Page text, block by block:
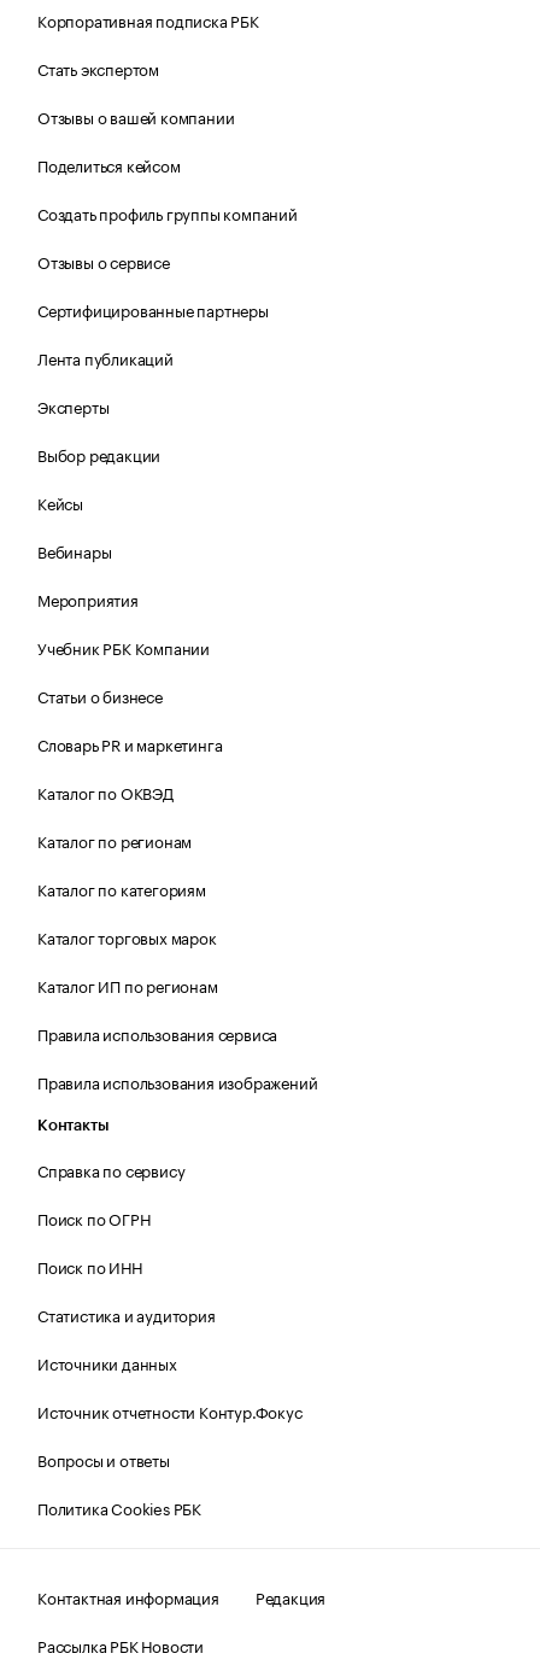
Корпоративная подписка РБК
Стать экспертом
Отзывы о вашей компании
Поделиться кейсом
Создать профиль группы компаний
Отзывы о сервисе
Сертифицированные партнеры
Лента публикаций
Эксперты
Выбор редакции
Кейсы
Вебинары
Мероприятия
Учебник РБК Компании
Статьи о бизнесе
Словарь PR и маркетинга
Каталог по ОКВЭД
Каталог по регионам
Каталог по категориям
Каталог торговых марок
Каталог ИП по регионам
Правила использования сервиса
Правила использования изображений
Контакты
Справка по сервису
Поиск по ОГРН
Поиск по ИНН
Статистика и аудитория
Источники данных
Источник отчетности Контур.Фокус
Вопросы и ответы
Политика Cookies РБК
Контактная информация
Редакция
Рассылка РБК Новости